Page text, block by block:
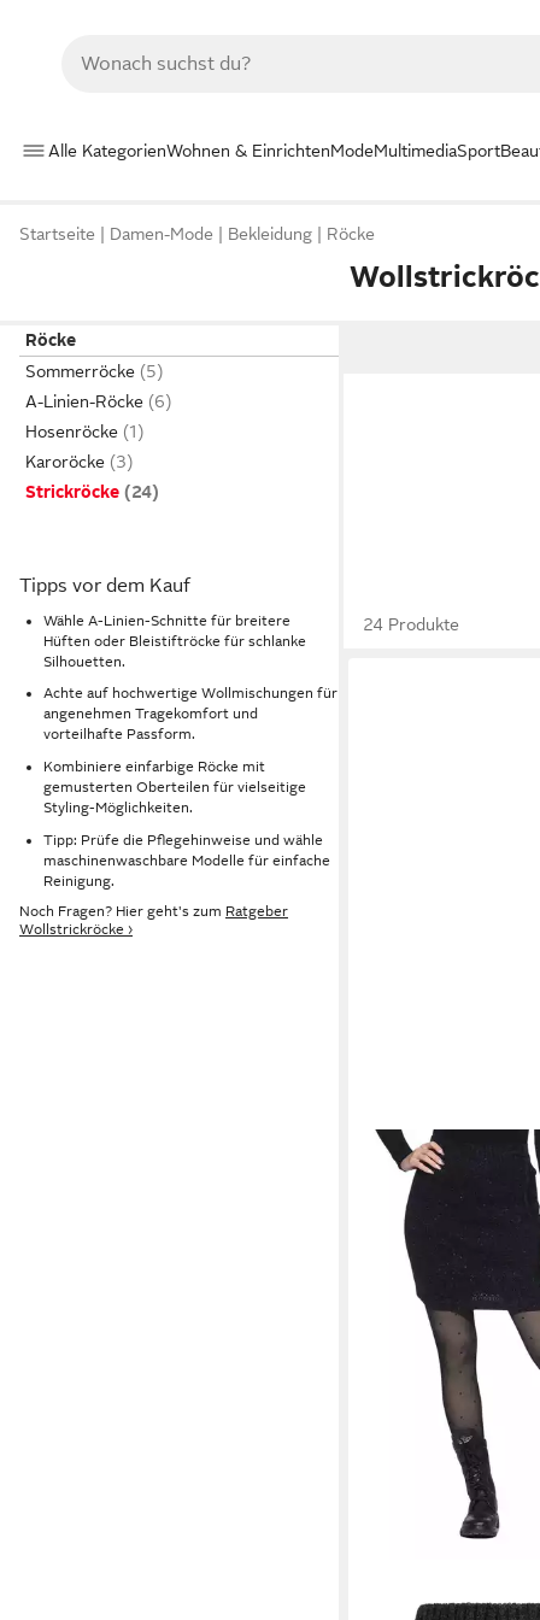
Alle KategorienWohnen & EinrichtenModeMultimediaSport
Startseite Damen-Mode Bekleidung Röcke
Röcke
Sommerröcke
A-Linien-Röcke
Hosenröcke
Karoröcke
Strickröcke
Tipps vor dem Kauf
Wähle A-Linien-Schnitte für breitere
Hüften oder Bleistiftröcke für schlanke
Silhouetten.
Achte auf hochwertige Wollmischungen für
angenehmen Tragekomfort und
vorteilhafte Passform.
Kombiniere einfarbige Röcke mit
gemusterten Oberteilen für vielseitige
Styling-Möglichkeiten.
Tipp: Prüfe die Pflegehinweise und wähle
maschinenwaschbare Modelle für einfache
Reinigung.
Noch Fragen? Hier geht's zum Ratgeber
Wollstrickröcke ›
24 Produkte